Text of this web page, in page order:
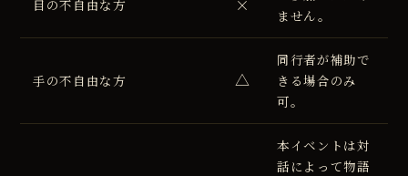
目の不自由な方 ×
ません。
手の不自由な方 △
同行者が補助で
きる場合のみ
可。
本イベントは対
話によって物語